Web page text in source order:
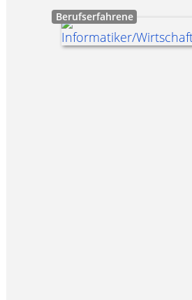
Berufserfahrene